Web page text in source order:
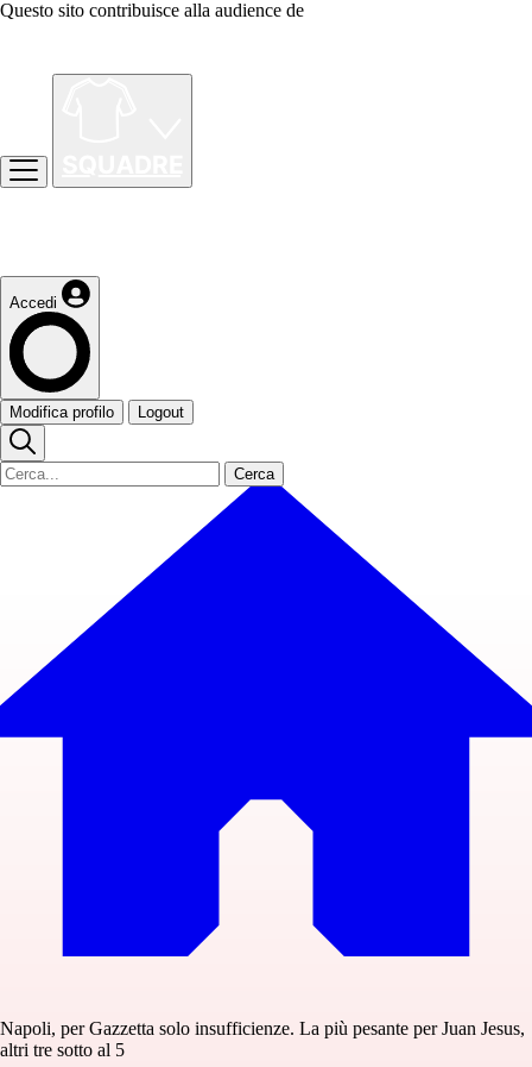
Questo sito contribuisce alla audience de
Accedi
Modifica profilo Logout
Cerca
Napoli, per Gazzetta solo insufficienze. La più pesante per Juan Jesus,
altri tre sotto al 5